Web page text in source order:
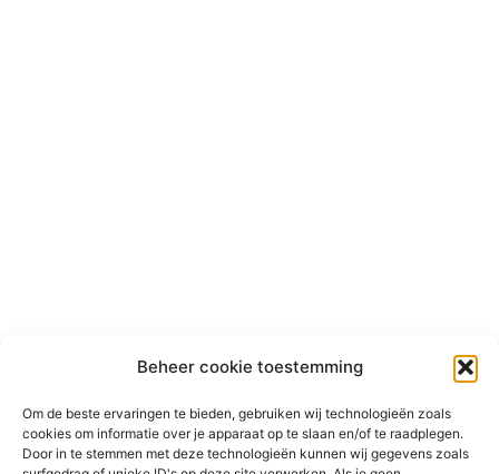
Beheer cookie toestemming
Om de beste ervaringen te bieden, gebruiken wij technologieën zoals
cookies om informatie over je apparaat op te slaan en/of te raadplegen.
Door in te stemmen met deze technologieën kunnen wij gegevens zoals